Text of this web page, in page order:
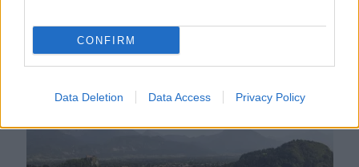
CONFIRM
Data Deletion Data Access Privacy Policy
Melyik a legbiztonságosabb ülés a repülőn? Ezt mondja a
szakértő és a tanulmány